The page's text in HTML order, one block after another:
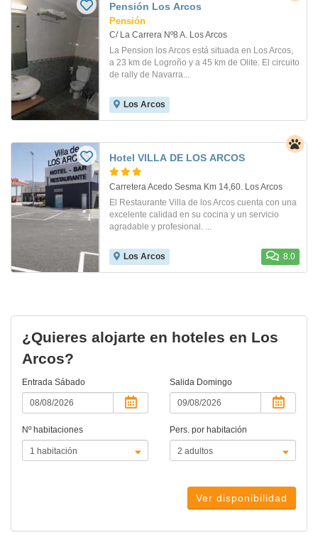
Pensión Los Arcos
Pensión
C/ La Carrera Nº8 A. Los Arcos
La Pension los Arcos está situada en Los Arcos,
a 23 km de Logroño y a 45 km de Olite. El circuito
de rally de Navarra...
Los Arcos
Hotel VILLA DE LOS ARCOS
Carretera Acedo Sesma Km 14,60. Los Arcos
El Restaurante Villa de los Arcos cuenta con una
excelente calidad en su cocina y un servicio
agradable y profesional. ...
Los Arcos 8.0
¿Quieres alojarte en hoteles en Los
Arcos?
Entrada Sábado Salida Domingo
Nº habitaciones Pers. por habitación
Ver disponibilidad